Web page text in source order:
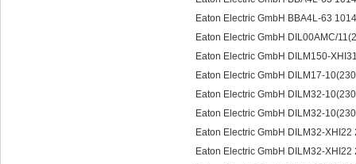
Eaton Electric GmbH BBA4L-63
Eaton Electric GmbH DIL00AMC/
Eaton Electric GmbH DILM150-
Eaton Electric GmbH DILM17-
Eaton Electric GmbH DILM32-
Eaton Electric GmbH DILM32-
Eaton Electric GmbH DILM32-
Eaton Electric GmbH DILM32-